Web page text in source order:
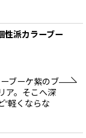
性派カラーブー
ーブーケ紫のブ
ア。そこへ深
“軽くならな